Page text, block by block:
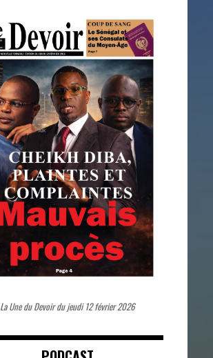
La Une du Devoir du jeudi 12 février 2026